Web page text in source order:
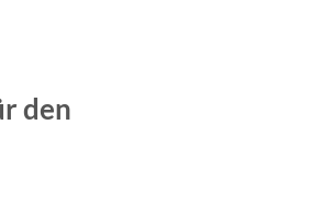
den